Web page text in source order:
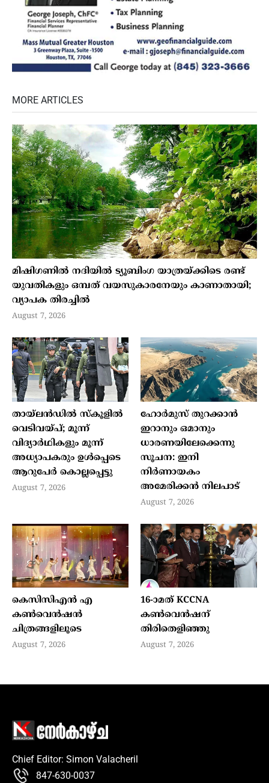
MORE ARTICLES
മിഷിഗണില്‍ നദിയില്‍ ട്യൂബിംഗ യാത്രയ്ക്കിടെ രണ്ട്
യുവതികളും ഒമ്പത് വയസുകാരനേയും കാണാതായി;
വ്യാപക തിരച്ചില്‍
August 7, 2026
തായ്ലന്‍ഡില്‍ സ്‌കൂളില്‍
വെടിവയ്പ്; മൂന്ന്
വിദ്യാര്‍ഥികളും മൂന്ന്
അധ്യാപകരും ഉള്‍പ്പെടെ
ആറുപേര്‍ കൊല്ലപ്പെട്ടു
August 7, 2026
ഹോര്‍മുസ് തുറക്കാന്‍
ഇറാനും ഒമാനും
ധാരണയിലേക്കെന്നു
സൂചന: ഇനി
നിര്‍ണായകം
അമേരിക്കന്‍ നിലപാട്
August 7, 2026
കെസിസിഎൻ എ
കൺവെൻഷൻ
ചിത്രങ്ങളിലൂടെ
August 7, 2026
16-ാമത് KCCNA
കൺവെൻഷന്
തിരിതെളിഞ്ഞു
August 7, 2026
Chief Editor: Simon Valacheril
847-630-0037